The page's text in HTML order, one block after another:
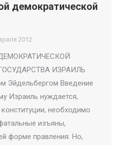
демократической
2012
ИЗРАИЛЬ
Эйдельбергом Введение
Израиль нуждается,
необходимо
изъяны,
форме правления. Но,